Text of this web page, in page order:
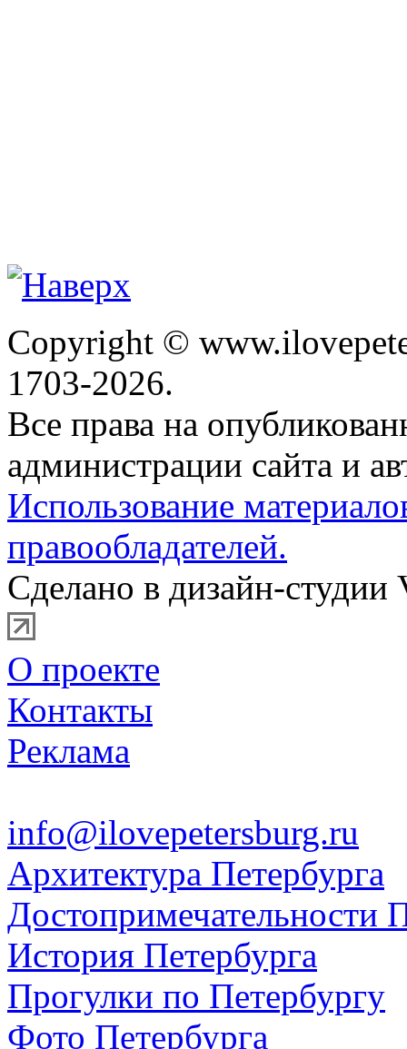
Copyright ©
1703-2026.
Все права на
администрации сайта и
Использование
правообладателей.
Сделано в дизайн-студии
О проекте
Контакты
Реклама
info@ilovepetersburg.ru
Архитектура Петербурга
Достопримечательности
История Петербурга
Прогулки по Петербургу
Фото Петербурга